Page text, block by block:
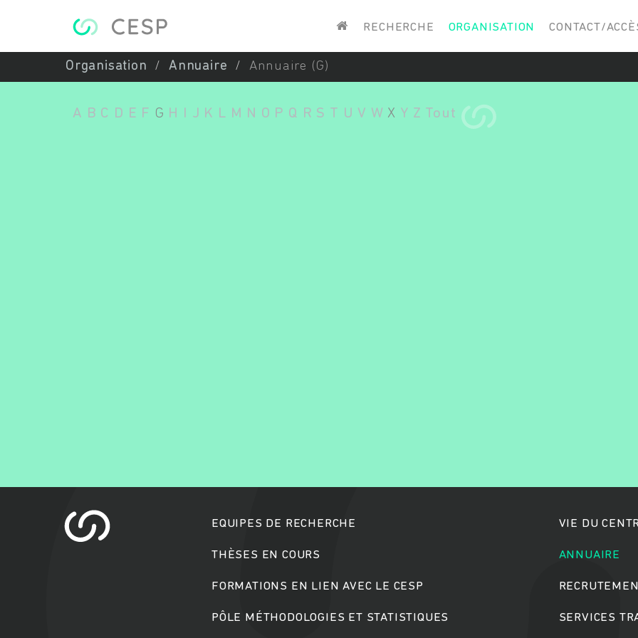
RECHERCHE ORGANISATION CONTACT/
Organisation Annuaire Annuaire (G)
A B C D E F G H J K L M N O P Q R S T U V W X Y Z Tout
EQUIPES DE RECHERCHE
THÈSES EN COURS
FORMATIONS EN LIEN AVEC LE CESP
PÔLE MÉTHODOLOGIES ET STATISTIQUES
VIE DU
ANNUAIRE
SERVICES